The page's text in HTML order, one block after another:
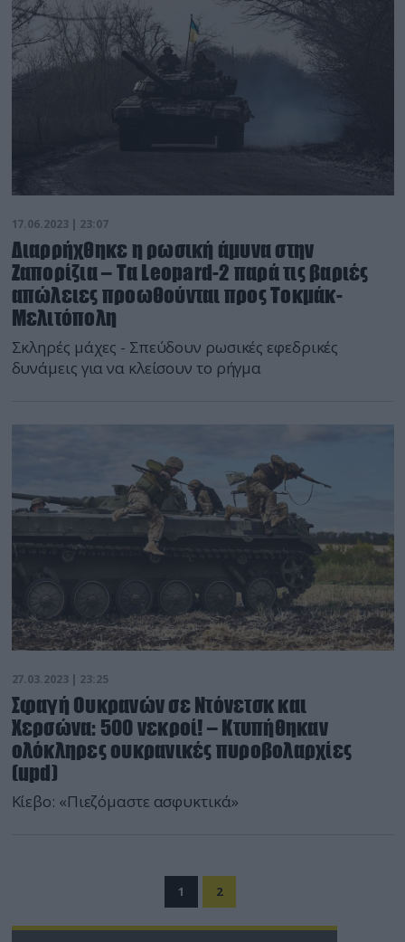
17.06.2023 | 23:07
Διαρρήχθηκε η ρωσική άμυνα στην
Ζαπορίζια – Τα Leopard-2 παρά τις βαριές
απώλειες προωθούνται προς Τοκμάκ-
Μελιτόπολη
Σκληρές μάχες - Σπεύδουν ρωσικές εφεδρικές
δυνάμεις για να κλείσουν το ρήγμα
27.03.2023 | 23:25
Σφαγή Ουκρανών σε Ντόνετσκ και
Χερσώνα: 500 νεκροί! – Κτυπήθηκαν
ολόκληρες ουκρανικές πυροβολαρχίες
(upd)
Κίεβο: «Πιεζόμαστε ασφυκτικά»
1 2